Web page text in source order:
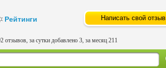
Рейтинги Написать свой отзыв
отзывов, за сутки добавлено 3, за месяц 211